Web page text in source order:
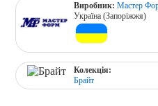
Виробник:Мастер
Україна (Запоріжжя)
Колекція:
Брайт